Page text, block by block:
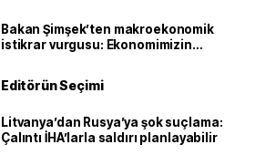
Bakan Şimşek’ten makroekonomik
istikrar vurgusu: Ekonomimizin
Editörün Seçimi
Litvanya’dan Rusya’ya şok suçlama:
Çalıntı İHA’larla saldırı planlayabilir